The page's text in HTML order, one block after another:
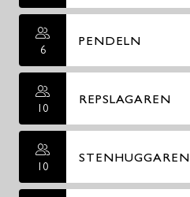
6
PENDELN
10
REPSLAGAREN
10
STENHUGGAREN